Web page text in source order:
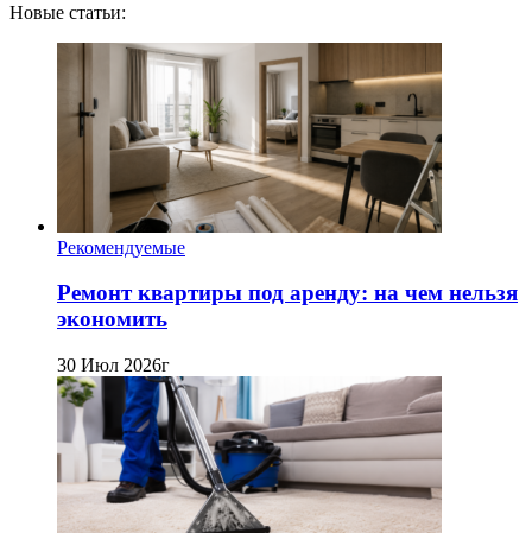
Новые статьи:
Рекомендуемые
Ремонт квартиры под аренду: на чем нельзя
экономить
30 Июл 2026г